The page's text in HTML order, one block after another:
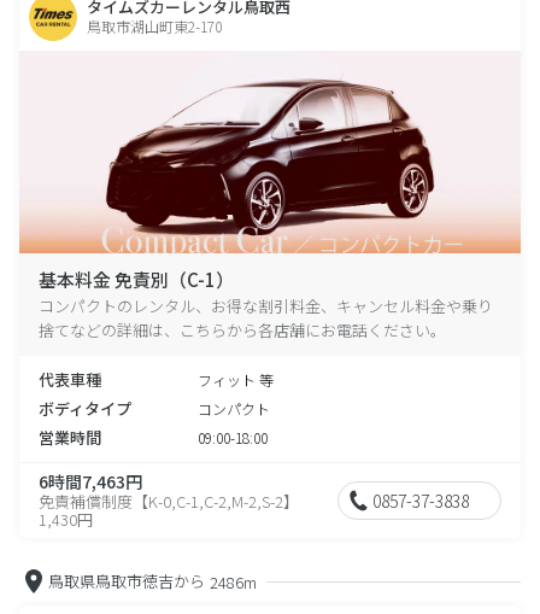
タイムズカーレンタル鳥取西
鳥取市湖山町東2-170
基本料金 免責別（C-1）
コンパクトのレンタル、お得な割引料金、キャンセル料金や乗り
捨てなどの詳細は、こちらから各店舗にお電話ください。
代表車種 フィット 等
ボディタイプ コンパクト
営業時間 09:00-18:00
6時間7,463円
免責補償制度【K-0,C-1,C-2,M-2,S-2】
1,430円
0857-37-3838
鳥取県鳥取市徳吉から 2486m